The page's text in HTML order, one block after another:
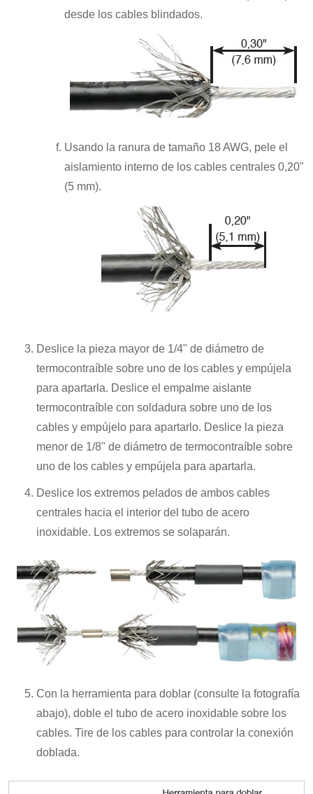
desde los cables blindados.
Usando la ranura de tamaño 18 AWG, pele el
aislamiento interno de los cables centrales 0,20"
(5 mm).
Deslice la pieza mayor de 1/4" de diámetro de
termocontraíble sobre uno de los cables y empújela
para apartarla. Deslice el empalme aislante
termocontraíble con soldadura sobre uno de los
cables y empújelo para apartarlo. Deslice la pieza
menor de 1/8" de diámetro de termocontraíble sobre
uno de los cables y empújela para apartarla.
Deslice los extremos pelados de ambos cables
centrales hacia el interior del tubo de acero
inoxidable. Los extremos se solaparán.
Con la herramienta para doblar (consulte la fotografía
abajo), doble el tubo de acero inoxidable sobre los
cables. Tire de los cables para controlar la conexión
doblada.